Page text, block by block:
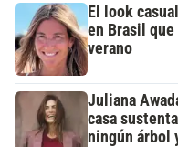
El look
en Brasil que
verano
Juliana
casa
ningún árbol